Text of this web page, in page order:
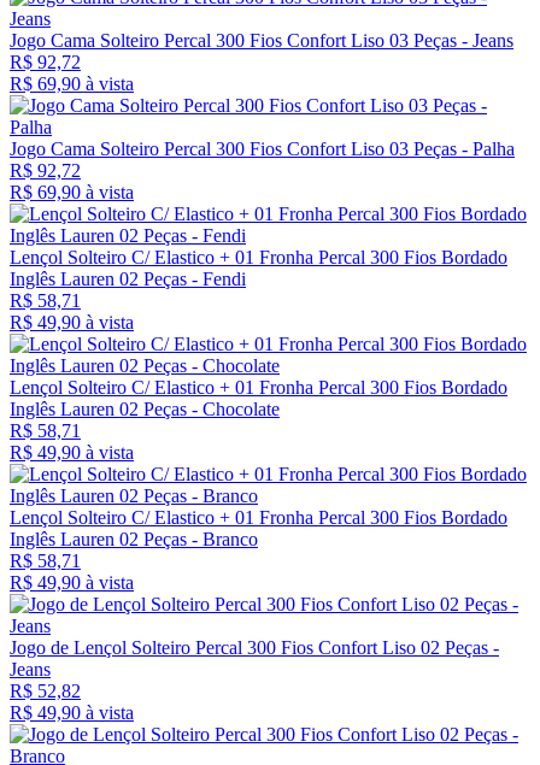
Jogo Cama Solteiro Percal 300 Fios Confort Liso 03 Peças - Jeans
R$ 92,72
R$ 69,90 à vista
Jogo Cama Solteiro Percal 300 Fios Confort Liso 03 Peças - Palha
R$ 92,72
R$ 69,90 à vista
Lençol Solteiro C/ Elastico + 01 Fronha Percal 300 Fios Bordado
Inglês Lauren 02 Peças - Fendi
R$ 58,71
R$ 49,90 à vista
Lençol Solteiro C/ Elastico + 01 Fronha Percal 300 Fios Bordado
Inglês Lauren 02 Peças - Chocolate
R$ 58,71
R$ 49,90 à vista
Lençol Solteiro C/ Elastico + 01 Fronha Percal 300 Fios Bordado
Inglês Lauren 02 Peças - Branco
R$ 58,71
R$ 49,90 à vista
Jogo de Lençol Solteiro Percal 300 Fios Confort Liso 02 Peças -
Jeans
R$ 52,82
R$ 49,90 à vista